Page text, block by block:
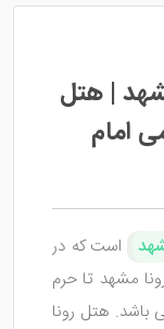
| هتل
امام
است که در
هتل رونا مشهد تا حرم
روی می باشد. هتل رونا